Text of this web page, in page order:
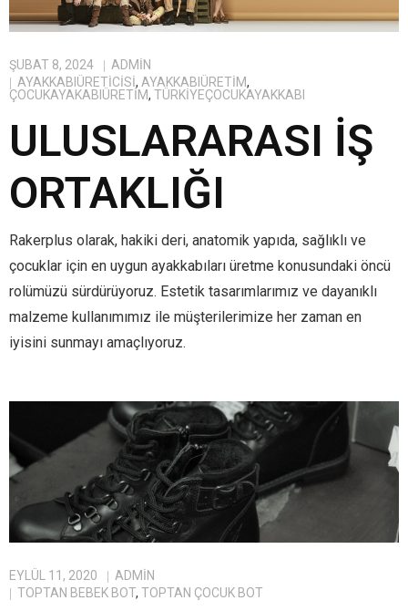
ŞUBAT 8, 2024
ADMIN
AYAKKABIÜRETICISI, AYAKKABIÜRETIM,
ÇOCUKAYAKABIÜRETIM, TÜRKIYEÇOCUKAYAKKABI
ULUSLARARASI İŞ
ORTAKLIĞI
Rakerplus olarak, hakiki deri, anatomik yapıda, sağlıklı ve
çocuklar için en uygun ayakkabıları üretme konusundaki öncü
rolümüzü sürdürüyoruz. Estetik tasarımlarımız ve dayanıklı
malzeme kullanımımız ile müşterilerimize her zaman en
iyisini sunmayı amaçlıyoruz.
EYLÜL 11, 2020
ADMIN
TOPTAN BEBEK BOT, TOPTAN ÇOCUK BOT